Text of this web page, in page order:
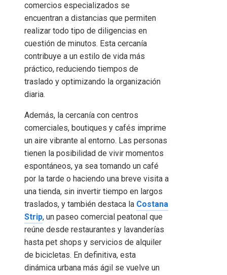
comercios especializados se
encuentran a distancias que permiten
realizar todo tipo de diligencias en
cuestión de minutos. Esta cercanía
contribuye a un estilo de vida más
práctico, reduciendo tiempos de
traslado y optimizando la organización
diaria.
Además, la cercanía con centros
comerciales, boutiques y cafés imprime
un aire vibrante al entorno. Las personas
tienen la posibilidad de vivir momentos
espontáneos, ya sea tomando un café
por la tarde o haciendo una breve visita a
una tienda, sin invertir tiempo en largos
traslados, y también destaca la Costana
Strip, un paseo comercial peatonal que
reúne desde restaurantes y lavanderías
hasta pet shops y servicios de alquiler
de bicicletas. En definitiva, esta
dinámica urbana más ágil se vuelve un